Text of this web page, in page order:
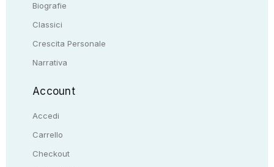
Biografie
Classici
Crescita Personale
Narrativa
Account
Accedi
Carrello
Checkout